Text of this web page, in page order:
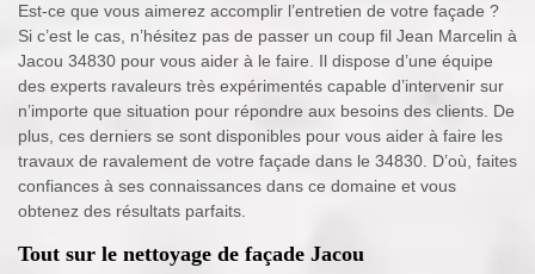
Est-ce que vous aimerez accomplir l’entretien de votre façade ?
Si c’est le cas, n’hésitez pas de passer un coup fil Jean Marcelin à
Jacou 34830 pour vous aider à le faire. Il dispose d’une équipe
des experts ravaleurs très expérimentés capable d’intervenir sur
n’importe que situation pour répondre aux besoins des clients. De
plus, ces derniers se sont disponibles pour vous aider à faire les
travaux de ravalement de votre façade dans le 34830. D’où, faites
confiances à ses connaissances dans ce domaine et vous
obtenez des résultats parfaits.
Tout sur le nettoyage de façade Jacou